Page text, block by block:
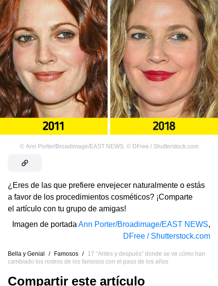
© Ann Porter/Broadimage/EAST NEWS, © DFree / Shutterstock.com
¿Eres de las que prefiere envejecer naturalmente o estás
a favor de los procedimientos cosméticos? ¡Comparte
el artículo con tu grupo de amigas!
Imagen de portada Ann Porter/Broadimage/EAST NEWS,
DFree / Shutterstock.com
Bella y Genial / Famosos /
17 “Antes y después” donde se ve cómo han
cambiado los rostros de los famosos con el paso de los años
Compartir este artículo